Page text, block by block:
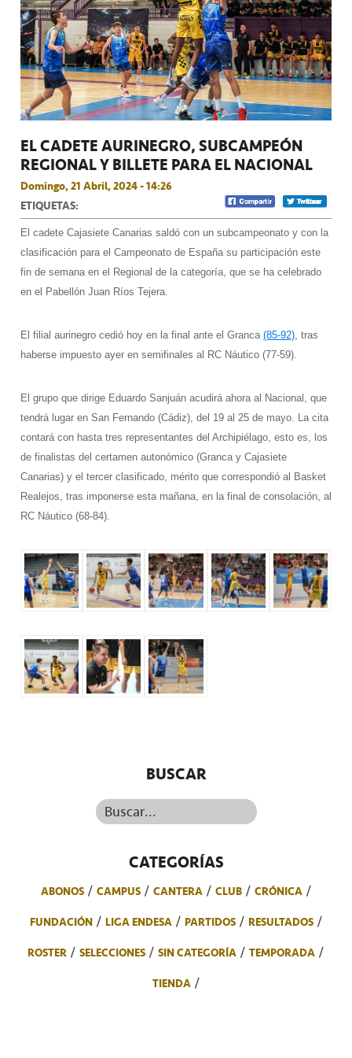
EL CADETE AURINEGRO, SUBCAMPEÓN
REGIONAL Y BILLETE PARA EL NACIONAL
Domingo, 21 Abril, 2024 - 14:26
ETIQUETAS:
El cadete Cajasiete Canarias saldó con un subcampeonato y con la
clasificación para el Campeonato de España su participación este
fin de semana en el Regional de la categoría, que se ha celebrado
en el Pabellón Juan Ríos Tejera.
El filial aurinegro cedió hoy en la final ante el Granca (85-92), tras
haberse impuesto ayer en semifinales al RC Náutico (77-59).
El grupo que dirige Eduardo Sanjuán acudirá ahora al Nacional, que
tendrá lugar en San Fernando (Cádiz), del 19 al 25 de mayo. La cita
contará con hasta tres representantes del Archipiélago, esto es, los
de finalistas del certamen autonómico (Granca y Cajasiete
Canarias) y el tercer clasificado, mérito que correspondió al Basket
Realejos, tras imponerse esta mañana, en la final de consolación, al
RC Náutico (68-84).
BUSCAR
Buscar...
CATEGORÍAS
ABONOS CAMPUS CANTERA CLUB
CRÓNICA
FUNDACIÓN
LIGA ENDESA PARTIDOS
RESULTADOS
ROSTER
SELECCIONES SIN CATEGORÍA
TEMPORADA
TIENDA